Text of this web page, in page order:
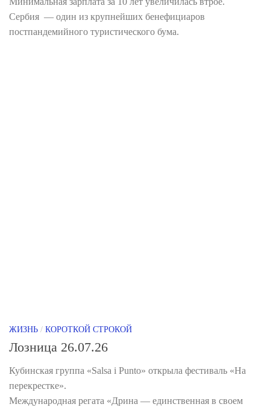
Сербия — один из крупнейших бенефициаров
постпандемийного туристического бума.
ЖИЗНЬ / КОРОТКОЙ СТРОКОЙ
Лозница 26.07.26
Кубинская группа «Salsa i Punto» открыла фестиваль «На
перекрестке».
Международная регата «Дрина — единственная в своем